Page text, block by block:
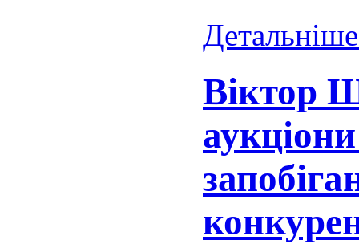
Віктор